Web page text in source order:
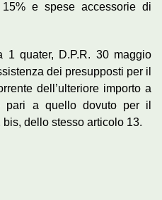
e spese accessorie di
1 quater, D.P.R. 30 maggio
dei presupposti per il
dell’ulteriore importo a
pari a quello dovuto per il
dello stesso articolo 13.